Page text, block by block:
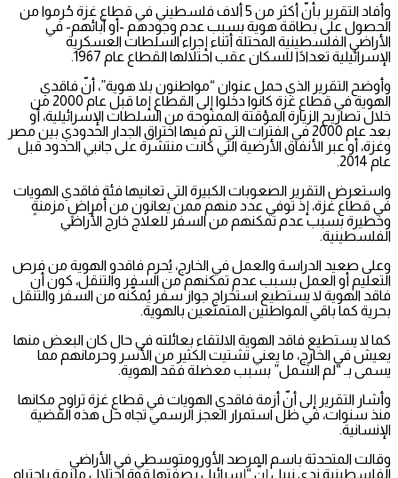
وأفاد التقرير بأنّ أكثر من 5 ألاف فلسطيني في قطاع غزة حُرموا من
الحصول على بطاقة هوية بسبب عدم وجودهم -أو آبائهم- في
الأراضي الفلسطينية المحتلة أثناء إجراء السلطات العسكرية
الإسرائيلية تعدادًا للسكان عقب احتلالها القطاع عام 1967.
وأوضح التقرير الذي حمل عنوان “مواطنون بلا هوية”، أنّ فاقدي
الهوية في قطاع غزة كانوا دخلوا إلى القطاع إما قبل عام 2000 من
خلال تصاريح الزيارة المؤقتة الممنوحة من السلطات الإسرائيلية، أو
بعد عام 2000 في الفترات التي تم فيها اختراق الجدار الحدودي بين مصر
وغزة، أو عبر الأنفاق الأرضية التي كانت منتشرة على جانبي الحدود قبل
عام 2014.
واستعرض التقرير الصعوبات الكبيرة التي تعانيها فئة فاقدي الهويات
في قطاع غزة، إذ توفي عدد منهم ممن يعانون من أمراضٍ مزمنةٍ
وخطيرة بسبب عدم تمكنهم من السفر للعلاج خارج الأراضي
الفلسطينية.
وعلى صعيد الدراسة والعمل في الخارج، يُحرم فاقدو الهوية من فرص
التعليم أو العمل بسبب عدم تمكنهم من السفر والتنقل، كون أن
فاقد الهوية لا يستطيع استخراج جواز سفر يُمكّنه من السفر والتنقل
بحرية كما باقي المواطنين المتمتعين بالهوية.
كما لا يستطيع فاقد الهوية الالتقاء بعائلته في حال كان البعض منها
يعيش في الخارج، ما يعني تشتيت الكثير من الأسر وحرمانهم مما
يسمى بـ “لم الشمل” بسبب معضلة فقد الهوية.
وأشار التقرير إلى أنّ أزمة فاقدي الهويات في قطاع غزة تراوح مكانها
منذ سنوات، في ظل استمرار العجز الرسمي تجاه حل هذه القضية
الإنسانية.
وقالت المتحدثة باسم المرصد الأورومتوسطي في الأراضي
الفلسطينية ندى نبيل إنّ “إسرائيل بصفتها قوة احتلال ملزمة باحترام